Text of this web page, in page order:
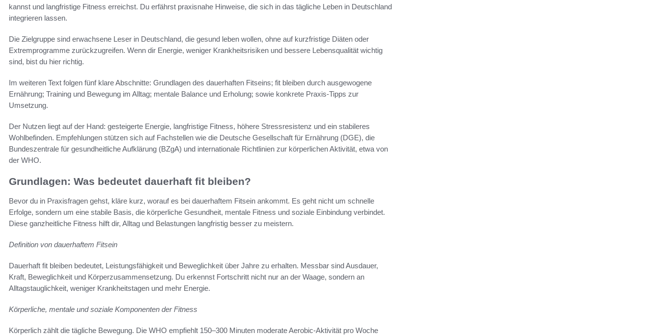
kannst und langfristige Fitness erreichst. Du erfährst praxisnahe Hinweise, die sich in das tägliche Leben in Deutschland
integrieren lassen.
Die Zielgruppe sind erwachsene Leser in Deutschland, die gesund leben wollen, ohne auf kurzfristige Diäten oder
Extremprogramme zurückzugreifen. Wenn dir Energie, weniger Krankheitsrisiken und bessere Lebensqualität wichtig
sind, bist du hier richtig.
Im weiteren Text folgen fünf klare Abschnitte: Grundlagen des dauerhaften Fitseins; fit bleiben durch ausgewogene
Ernährung; Training und Bewegung im Alltag; mentale Balance und Erholung; sowie konkrete Praxis-Tipps zur
Umsetzung.
Der Nutzen liegt auf der Hand: gesteigerte Energie, langfristige Fitness, höhere Stressresistenz und ein stabileres
Wohlbefinden. Empfehlungen stützen sich auf Fachstellen wie die Deutsche Gesellschaft für Ernährung (DGE), die
Bundeszentrale für gesundheitliche Aufklärung (BZgA) und internationale Richtlinien zur körperlichen Aktivität, etwa von
der WHO.
Grundlagen: Was bedeutet dauerhaft fit bleiben?
Bevor du in Praxisfragen gehst, kläre kurz, worauf es bei dauerhaftem Fitsein ankommt. Es geht nicht um schnelle
Erfolge, sondern um eine stabile Basis, die körperliche Gesundheit, mentale Fitness und soziale Einbindung verbindet.
Diese ganzheitliche Fitness hilft dir, Alltag und Belastungen langfristig besser zu meistern.
Definition von dauerhaftem Fitsein
Dauerhaft fit bleiben bedeutet, Leistungsfähigkeit und Beweglichkeit über Jahre zu erhalten. Messbar sind Ausdauer,
Kraft, Beweglichkeit und Körperzusammensetzung. Du erkennst Fortschritt nicht nur an der Waage, sondern an
Alltagstauglichkeit, weniger Krankheitstagen und mehr Energie.
Körperliche, mentale und soziale Komponenten der Fitness
Körperlich zählt die tägliche Bewegung. Die WHO empfiehlt 150–300 Minuten moderate Aerobic-Aktivität pro Woche